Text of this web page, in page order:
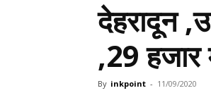
देहरादून
,29
By inkpoint - 11/09/2020